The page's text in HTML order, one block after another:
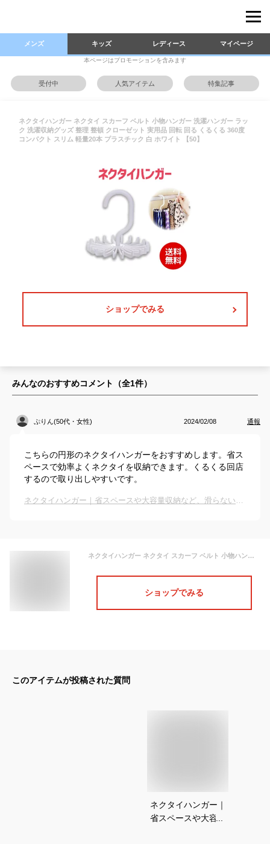
メンズ キッズ レディース マイページ
本ページはプロモーションを含みます
受付中 人気アイテム 特集記事
ネクタイハンガー ネクタイ スカーフ ベルト 小物ハンガー 洗濯ハンガー ラッ
ク 洗濯収納グッズ 整理 整頓 クローゼット 実用品 回転 回る くるくる 360度
コンパクト スリム 軽量20本 プラスチック 白 ホワイト 【50】
ショップでみる
みんなのおすすめコメント（全1件）
ぷりん(50代・女性) 2024/02/08 通報
こちらの円形のネクタイハンガーをおすすめします。省ス
ペースで効率よくネクタイを収納できます。くるくる回店
するので取り出しやすいです。
ネクタイハンガー｜省スペースや大容量収納など、滑らない人気のネクタイ掛けのおすすめは？
ネクタイハンガー ネクタイ スカーフ ベルト 小物ハンガー 洗濯ハンガー ラック 洗濯収納グッズ 整理 整頓 クローゼット 実用品 回転 回る くるくる 360度 コンパクト スリム 軽量20本 プラスチック 白 ホワイト 【50】
ショップでみる
このアイテムが投稿された質問
ネクタイハンガー｜
省スペースや大容量